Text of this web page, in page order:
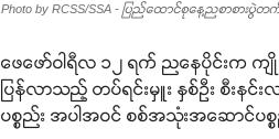
Photo by RCSS/SSA - ပြည်ထောင်စုနေ့ညစာစားပွဲ
ဖေဖော်ဝါရီလ ၁၂ ရက် ညနေပိုင်းက က
ပြန်လာသည့် တပ်ရင်းမှူး နှစ်ဦး စီးနင်
ပစ္စည်း အပါအဝင် စစ်အသုံးအဆောင်ပ